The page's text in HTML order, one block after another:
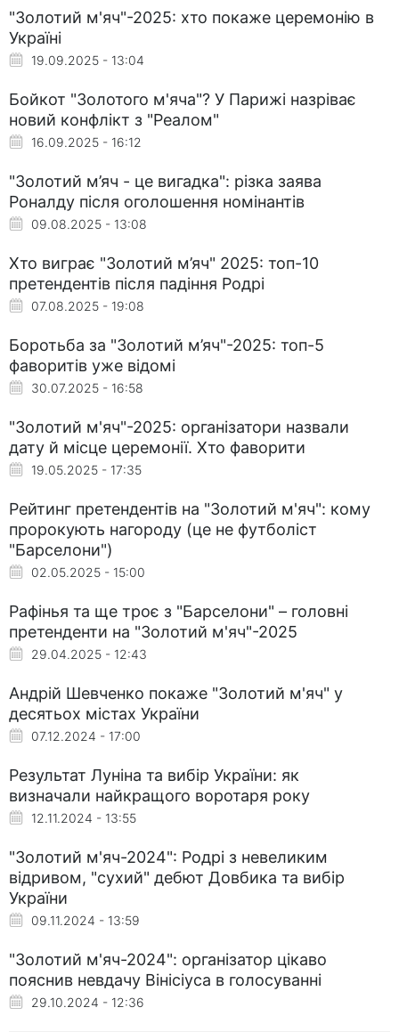
"Золотий м'яч"-2025: хто покаже церемонію в
Україні
19.09.2025 - 13:04
Бойкот "Золотого м'яча"? У Парижі назріває
новий конфлікт з "Реалом"
16.09.2025 - 16:12
"Золотий м’яч - це вигадка": різка заява
Роналду після оголошення номінантів
09.08.2025 - 13:08
Хто виграє "Золотий м’яч" 2025: топ-10
претендентів після падіння Родрі
07.08.2025 - 19:08
Боротьба за "Золотий м’яч"-2025: топ-5
фаворитів уже відомі
30.07.2025 - 16:58
"Золотий м'яч"-2025: організатори назвали
дату й місце церемонії. Хто фаворити
19.05.2025 - 17:35
Рейтинг претендентів на "Золотий м'яч": кому
пророкують нагороду (це не футболіст
"Барселони")
02.05.2025 - 15:00
Рафінья та ще троє з "Барселони" – головні
претенденти на "Золотий м'яч"-2025
29.04.2025 - 12:43
Андрій Шевченко покаже "Золотий м'яч" у
десятьох містах України
07.12.2024 - 17:00
Результат Луніна та вибір України: як
визначали найкращого воротаря року
12.11.2024 - 13:55
"Золотий м'яч-2024": Родрі з невеликим
відривом, "сухий" дебют Довбика та вибір
України
09.11.2024 - 13:59
"Золотий м'яч-2024": організатор цікаво
пояснив невдачу Вінісіуса в голосуванні
29.10.2024 - 12:36